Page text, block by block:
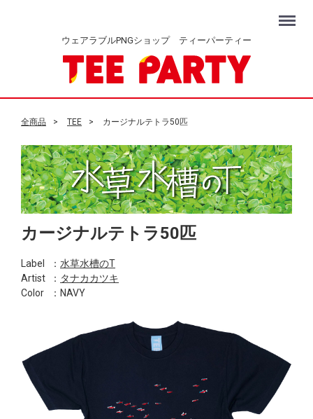
ウェアラブルPNGショップ ティーパーティー
Menu
全商品 TEE カージナルテトラ50匹
カージナルテトラ50匹
Label ： 水草水槽のT
Artist
： タナカカツキ
Color
：NAVY